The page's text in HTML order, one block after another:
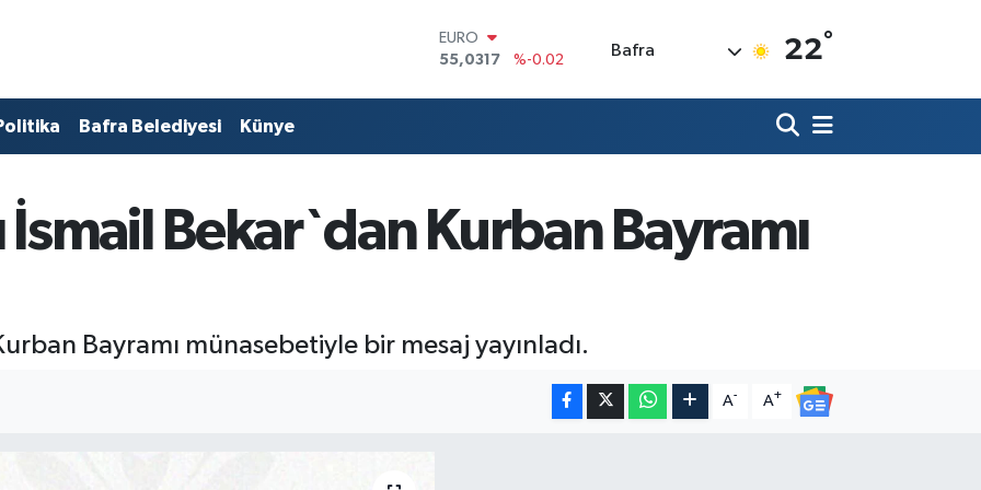
STERLİN
64,2463
%0.07
13.799
%70
DOLAR
47,7143
%0.16
Bafra 22°
Bafra Belediyesi Künye
İsmail Bekar`dan Kurban Bayramı
Bayramı münasebetiyle bir mesaj yayınladı.
A- A+